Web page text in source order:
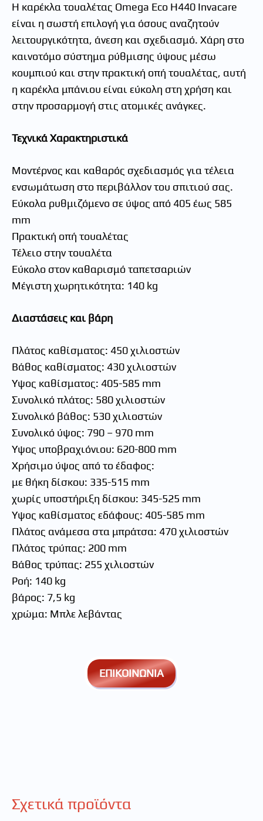
Η καρέκλα τουαλέτας Omega Eco H440 Invacare
είναι η σωστή επιλογή για όσους αναζητούν
λειτουργικότητα, άνεση και σχεδιασμό. Χάρη στο
καινοτόμο σύστημα ρύθμισης ύψους μέσω
κουμπιού και στην πρακτική οπή τουαλέτας, αυτή
η καρέκλα μπάνιου είναι εύκολη στη χρήση και
στην προσαρμογή στις ατομικές ανάγκες.
Τεχνικά Χαρακτηριστικά
Μοντέρνος και καθαρός σχεδιασμός για τέλεια
ενσωμάτωση στο περιβάλλον του σπιτιού σας.
Εύκολα ρυθμιζόμενο σε ύψος από 405 έως 585
mm
Πρακτική οπή τουαλέτας
Τέλειο στην τουαλέτα
Εύκολο στον καθαρισμό ταπετσαριών
Μέγιστη χωρητικότητα: 140 kg
Διαστάσεις και βάρη
Πλάτος καθίσματος: 450 χιλιοστών
Βάθος καθίσματος: 430 χιλιοστών
Ύψος καθίσματος: 405-585 mm
Συνολικό πλάτος: 580 χιλιοστών
Συνολικό βάθος: 530 χιλιοστών
Συνολικό ύψος: 790 – 970 mm
Ύψος υποβραχιόνιου: 620-800 mm
Χρήσιμο ύψος από το έδαφος:
με θήκη δίσκου: 335-515 mm
χωρίς υποστήριξη δίσκου: 345-525 mm
Ύψος καθίσματος εδάφους: 405-585 mm
Πλάτος ανάμεσα στα μπράτσα: 470 χιλιοστών
Πλάτος τρύπας: 200 mm
Βάθος τρύπας: 255 χιλιοστών
Ροή: 140 kg
βάρος: 7,5 kg
χρώμα: Μπλε λεβάντας
ΕΠΙΚΟΙΝΩΝΙΑ
Σχετικά προϊόντα